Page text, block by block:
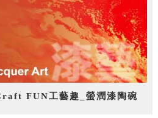
FUN工藝趣_螢潤漆陶碗